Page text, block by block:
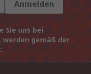
Anmelden
Sie uns bei
werden gemäß der